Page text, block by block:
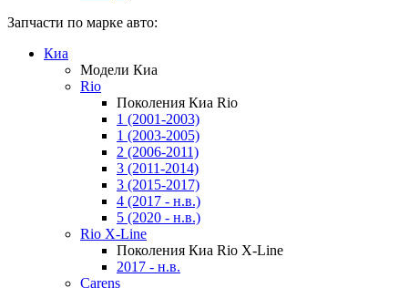
Запчасти по марке авто:
Киа
Модели Киа
Rio
Поколения Киа Rio
1 (2001-2003)
1 (2003-2005)
2 (2006-2011)
3 (2011-2014)
3 (2015-2017)
4 (2017 - н.в.)
5 (2020 - н.в.)
Rio X-Line
Поколения Киа Rio X-Line
2017 - н.в.
Carens